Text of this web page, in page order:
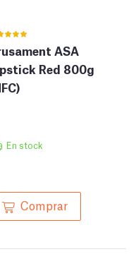
ASA
Red 800g
En stock
Comprar